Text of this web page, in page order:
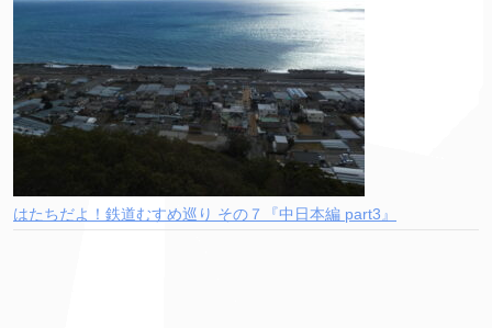
はたちだよ！鉄道むすめ巡り その７『中日本編 part3』